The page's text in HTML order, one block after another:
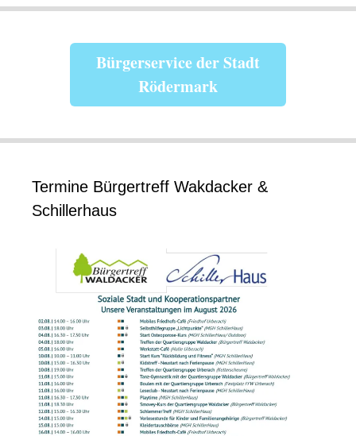
Bürgerservice der Stadt
Rödermark
Termine Bürgertreff Wakdacker &
Schillerhaus